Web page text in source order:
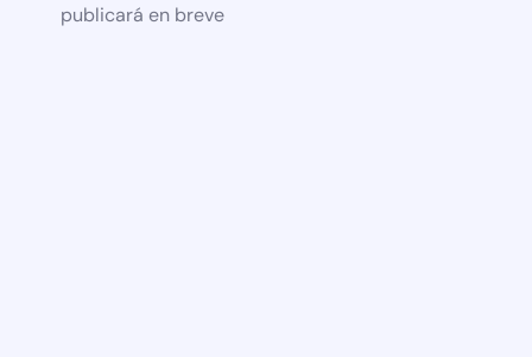
publicará en breve